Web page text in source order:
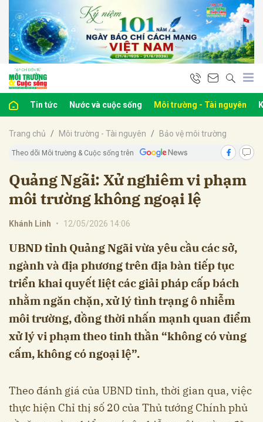
Tin tức Nước và cuộc sống Môi trường - Tài nguyên
Trang chủ Môi trường - Tài nguyên Bảo vệ môi trường
Theo dõi Môi trường & Cuộc sống trên
Quảng Ngãi: Xử nghiêm vi phạm
môi trường không ngoại lệ
Khánh Linh • 12/05/2026 14:06
UBND tỉnh Quảng Ngãi vừa yêu cầu các sở,
ngành và địa phương trên địa bàn tiếp tục
triển khai quyết liệt các giải pháp cấp bách
nhằm ngăn chặn, xử lý tình trạng ô nhiễm
môi trường, đồng thời nhấn mạnh quan điểm
xử lý vi phạm theo tinh thần “không có vùng
cấm, không có ngoại lệ”.
Theo đánh giá của UBND tỉnh, thời gian qua, việc
thực hiện Chỉ thị số 20 của Thủ tướng Chính phủ
luận
Hủy